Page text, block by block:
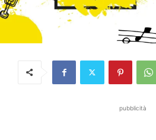
pubblicità